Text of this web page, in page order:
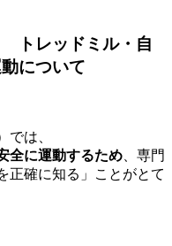
トレッドミル・自
について
では、
全に運動するため 、専門
正確に知る」ことがとて